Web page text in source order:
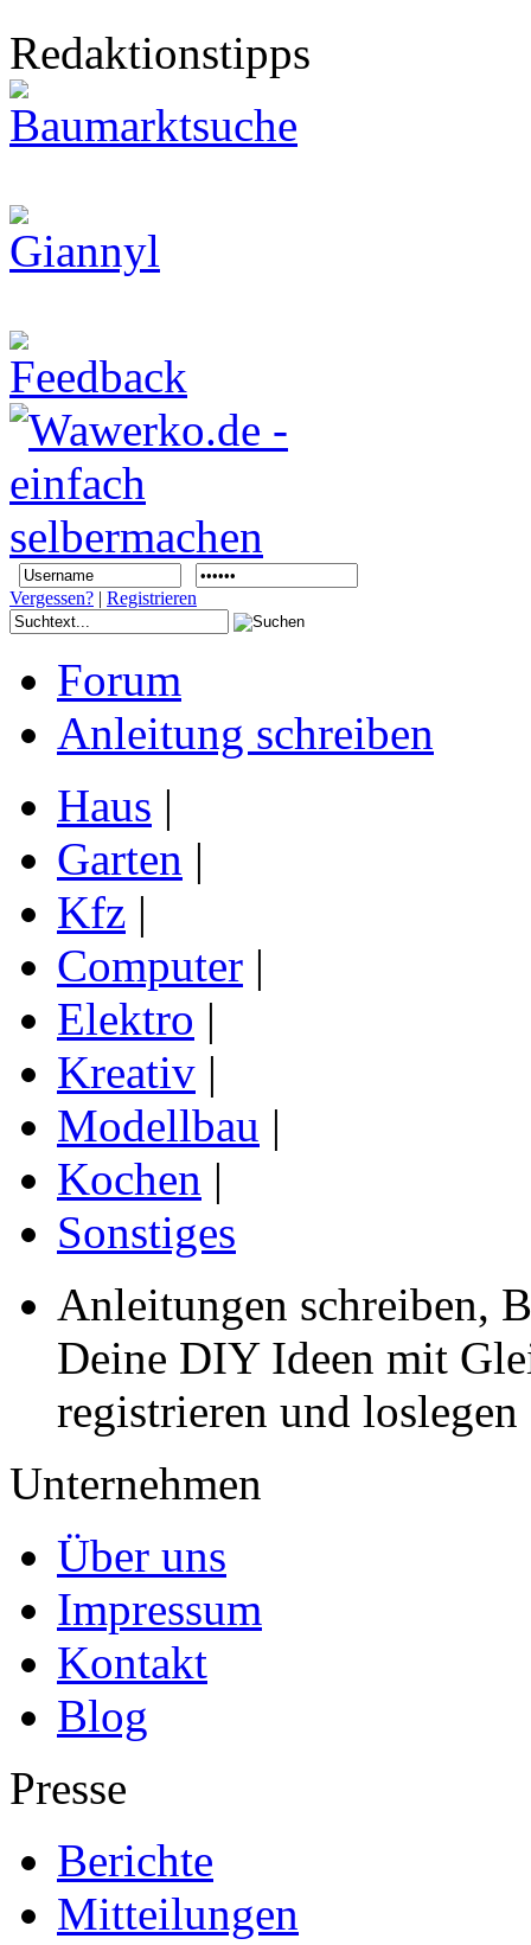
Redaktionstipps
Vergessen? | Registrieren
Forum
Anleitung schreiben
Haus |
Garten |
Kfz |
Computer |
Elektro |
Kreativ |
Modellbau |
Kochen |
Sonstiges
Anleitungen schreiben,
Deine DIY Ideen mit
registrieren und loslegen
Unternehmen
Über uns
Impressum
Kontakt
Blog
Presse
Berichte
Mitteilungen